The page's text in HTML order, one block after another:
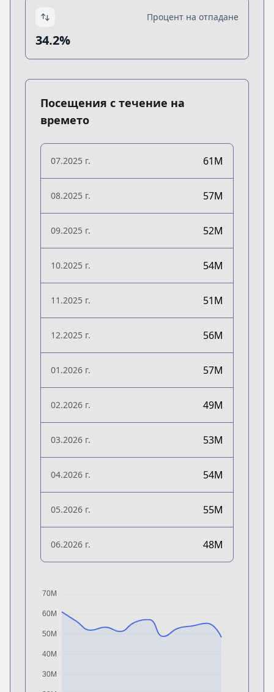
Процент на отпадане
34.2%
Посещения с течение на
времето
07.2025 г. 61M
08.2025 г. 57M
09.2025 г. 52M
10.2025 г. 54M
11.2025 г. 51M
12.2025 г. 56M
01.2026 г. 57M
02.2026 г. 49M
03.2026 г. 53M
04.2026 г. 54M
05.2026 г. 55M
06.2026 г. 48M